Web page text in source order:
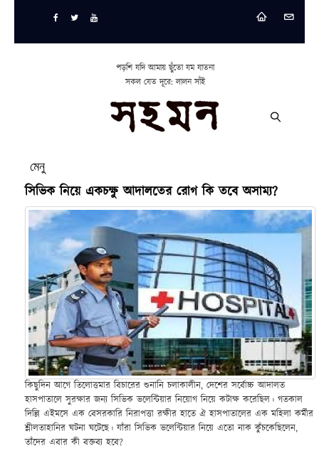
পড়শি যদি আমায় ছুঁতো যম যাতনা
সকল যেত দূরে: লালন সাঁই
মেনু
সিভিক নিয়ে একচক্ষু আদালতের রোগ কি তবে অসাম্য?
কিছুদিন আগে তিলোত্তমার বিচারের শুনানি চলাকালীন, দেশের সর্বোচ্চ আদালত
হাসপাতালে সুরক্ষার জন্য সিভিক ভলেন্টিয়ার নিয়োগ নিয়ে কটাক্ষ করেছিল। গতকাল
দিল্লি এইমসে এক বেসরকারি নিরাপত্তা রক্ষীর হাতে ঐ হাসপাতালের এক মহিলা কর্মীর
শ্লীলতাহানির ঘটনা ঘটেছে। যাঁরা সিভিক ভলেন্টিয়ার নিয়ে এতো নাক কুঁচকেছিলেন,
তাঁদের এবার কী বক্তব্য হবে?